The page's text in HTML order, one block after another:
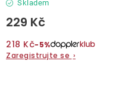
Skladem
229 Kč
218 Kč−5%
Zaregistrujte se ›